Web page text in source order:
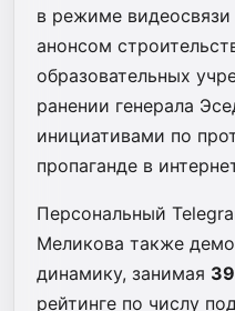
в режиме
анонсом
образовательных
ранении генерала
инициативами по
пропаганде в
Персональный
Меликова также
динамику, занимая
рейтинге по числу